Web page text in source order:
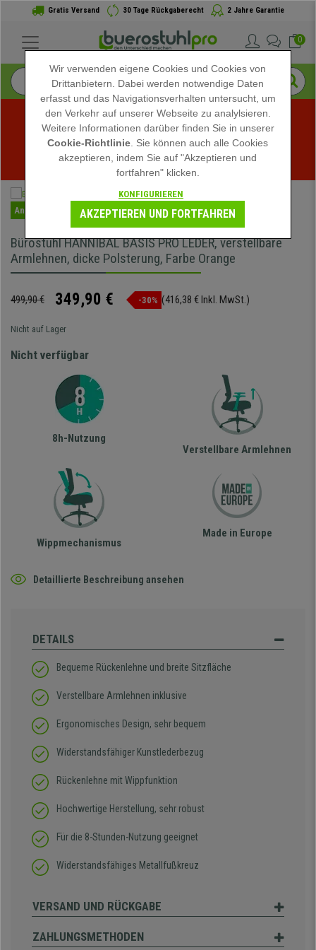
Gratis Versand 30 Tage Rückgaberecht 2 Jahre Garantie
0
Sommerschlussverkauf bei buerostuhlpro! Exklusive
Rabatte für kurze Zeit - Aktion ansehen -
Angebot
Bürostuhl HANNIBAL BASIS PRO LEDER, verstellbare
Armlehnen, dicke Polsterung, Farbe Orange
499,90 € 349,90 € -30% (416,38 € Inkl. MwSt.)
Nicht auf Lager
Nicht verfügbar
8h-Nutzung
Verstellbare Armlehnen
Wippmechanismus
Made in Europe
Detaillierte Beschreibung ansehen
DETAILS
Bequeme Rückenlehne und breite Sitzfläche
Verstellbare Armlehnen inklusive
Ergonomisches Design, sehr bequem
Widerstandsfähiger Kunstlederbezug
Rückenlehne mit Wippfunktion
Hochwertige Herstellung, sehr robust
Für die 8-Stunden-Nutzung geeignet
Widerstandsfähiges Metallfußkreuz
VERSAND UND RÜCKGABE
ZAHLUNGSMETHODEN
Wir verwenden eigene Cookies und Cookies von
Drittanbietern. Dabei werden notwendige Daten
erfasst und das Navigationsverhalten untersucht, um
den Verkehr auf unserer Webseite zu analylsieren.
Weitere Informationen darüber finden Sie in unserer
Cookie-Richtlinie . Sie können auch alle Cookies
akzeptieren, indem Sie auf "Akzeptieren und
fortfahren" klicken.
KONFIGURIEREN
AKZEPTIEREN UND FORTFAHREN